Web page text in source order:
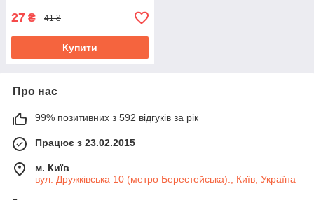
27 ₴ 41 ₴
Купити
Про нас
99% позитивних з 592 відгуків за рік
Працює з 23.02.2015
м. Київ
вул. Дружківська 10 (метро Берестейська)., Київ, Україна